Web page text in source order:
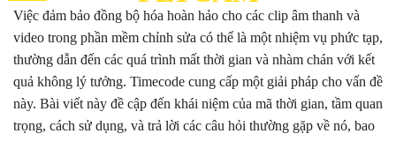
Việc đảm bảo đồng bộ hóa hoàn hảo cho các clip âm thanh và
video trong phần mềm chỉnh sửa có thể là một nhiệm vụ phức tạp,
thường dẫn đến các quá trình mất thời gian và nhàm chán với kết
quả không lý tưởng. Timecode cung cấp một giải pháp cho vấn đề
này. Bài viết này đề cập đến khái niệm của mã thời gian, tầm quan
trọng, cách sử dụng, và trả lời các câu hỏi thường gặp về nó, bao